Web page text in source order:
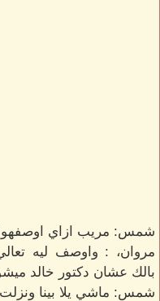
شمس: مريب ازاي
مروان، : واوصف ليه
بالك عشان دكتور خالد
شمس: ماشي يلا بينا